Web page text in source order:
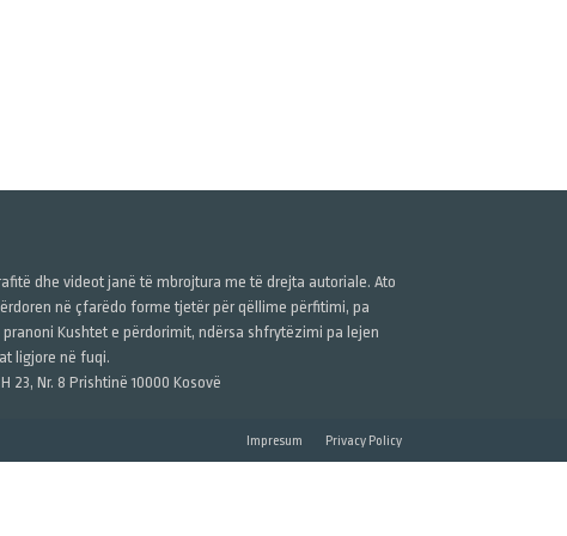
dhe videot janë të mbrojtura me të drejta autoriale. Ato
në çfarëdo forme tjetër për qëllime përfitimi, pa
Kushtet e përdorimit, ndërsa shfrytëzimi pa lejen
ligjore në fuqi.
23, Nr. 8 Prishtinë 10000 Kosovë
Impresum Privacy Policy